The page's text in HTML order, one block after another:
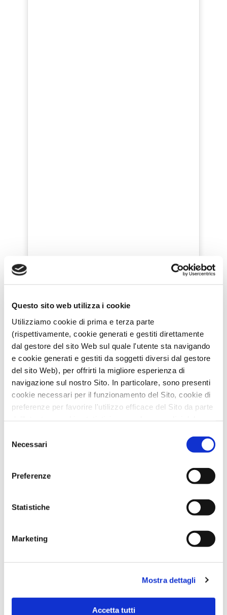
Questo sito web utilizza i cookie
Utilizziamo cookie di prima e terza parte
(rispettivamente, cookie generati e gestiti direttamente
dal gestore del sito Web sul quale l'utente sta navigando
e cookie generati e gestiti da soggetti diversi dal gestore
del sito Web), per offrirti la migliore esperienza di
navigazione sul nostro Sito. In particolare, sono presenti
cookie necessari per il funzionamento del Sito, cookie di
preferenze per favorire l'utilizzo efficace del Sito da parte
categorie di cookie accettare.
Per maggiori informazioni, consulta le nostre pagine
delNecessari
Preferenze
Statistiche
Marketing
Mostra dettagli
Accetta tutti